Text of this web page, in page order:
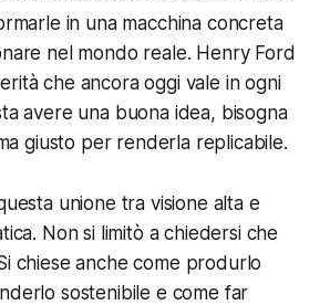
in una macchina concreta
nel mondo reale. Henry Ford
che ancora oggi vale in ogni
avere una buona idea, bisogna
giusto per renderla replicabile.
unione tra visione alta e
Non si limitò a chiedersi che
chiese anche come produrlo
sostenibile e come far